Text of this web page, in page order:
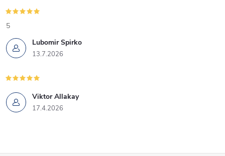
Lubomir Spirko
13.7.2026
5
Viktor Allakay
17.4.2026